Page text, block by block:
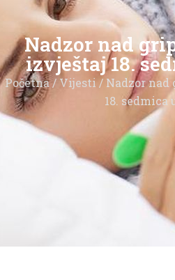
Nadzor nad
izvještaj 18.
Početna/ Vijesti/ Nadzor nad
18. sedmica